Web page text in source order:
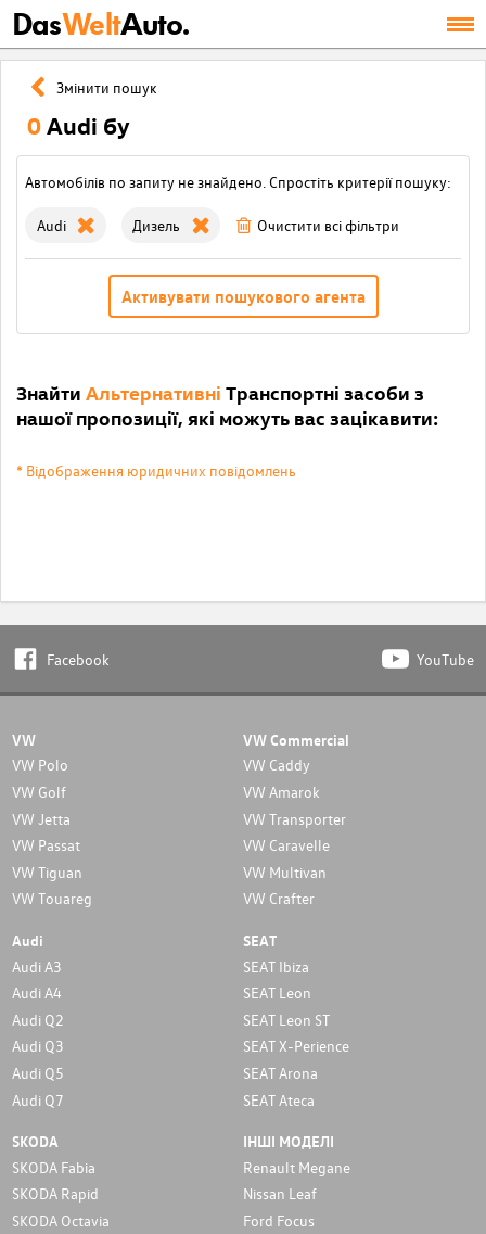
DasWeltAuto.
Змінити пошук
0Audi бу
Автомобілів по запиту не знайдено. Спростіть критерії пошуку:
Audi Дизель Очистити всі фільтри
Активувати пошукового агента
Знайти Альтернативні Транспортні засоби з
нашої пропозиції, які можуть вас зацікавити:
* Відображення юридичних повідомлень
Facebook YouTube
VW
VW Polo
VW Golf
VW Jetta
VW Passat
VW Tiguan
VW Touareg
VW Commercial
VW Caddy
VW Amarok
VW Transporter
VW Caravelle
VW Multivan
VW Crafter
Audi
Audi A3
Audi A4
Audi Q2
Audi Q3
Audi Q5
Audi Q7
SEAT
SEAT Ibiza
SEAT Leon
SEAT Leon ST
SEAT X-Perience
SEAT Arona
SEAT Ateca
SKODA
SKODA Fabia
SKODA Rapid
SKODA Octavia
ІНШІ МОДЕЛІ
Renault Megane
Nissan Leaf
Ford Focus